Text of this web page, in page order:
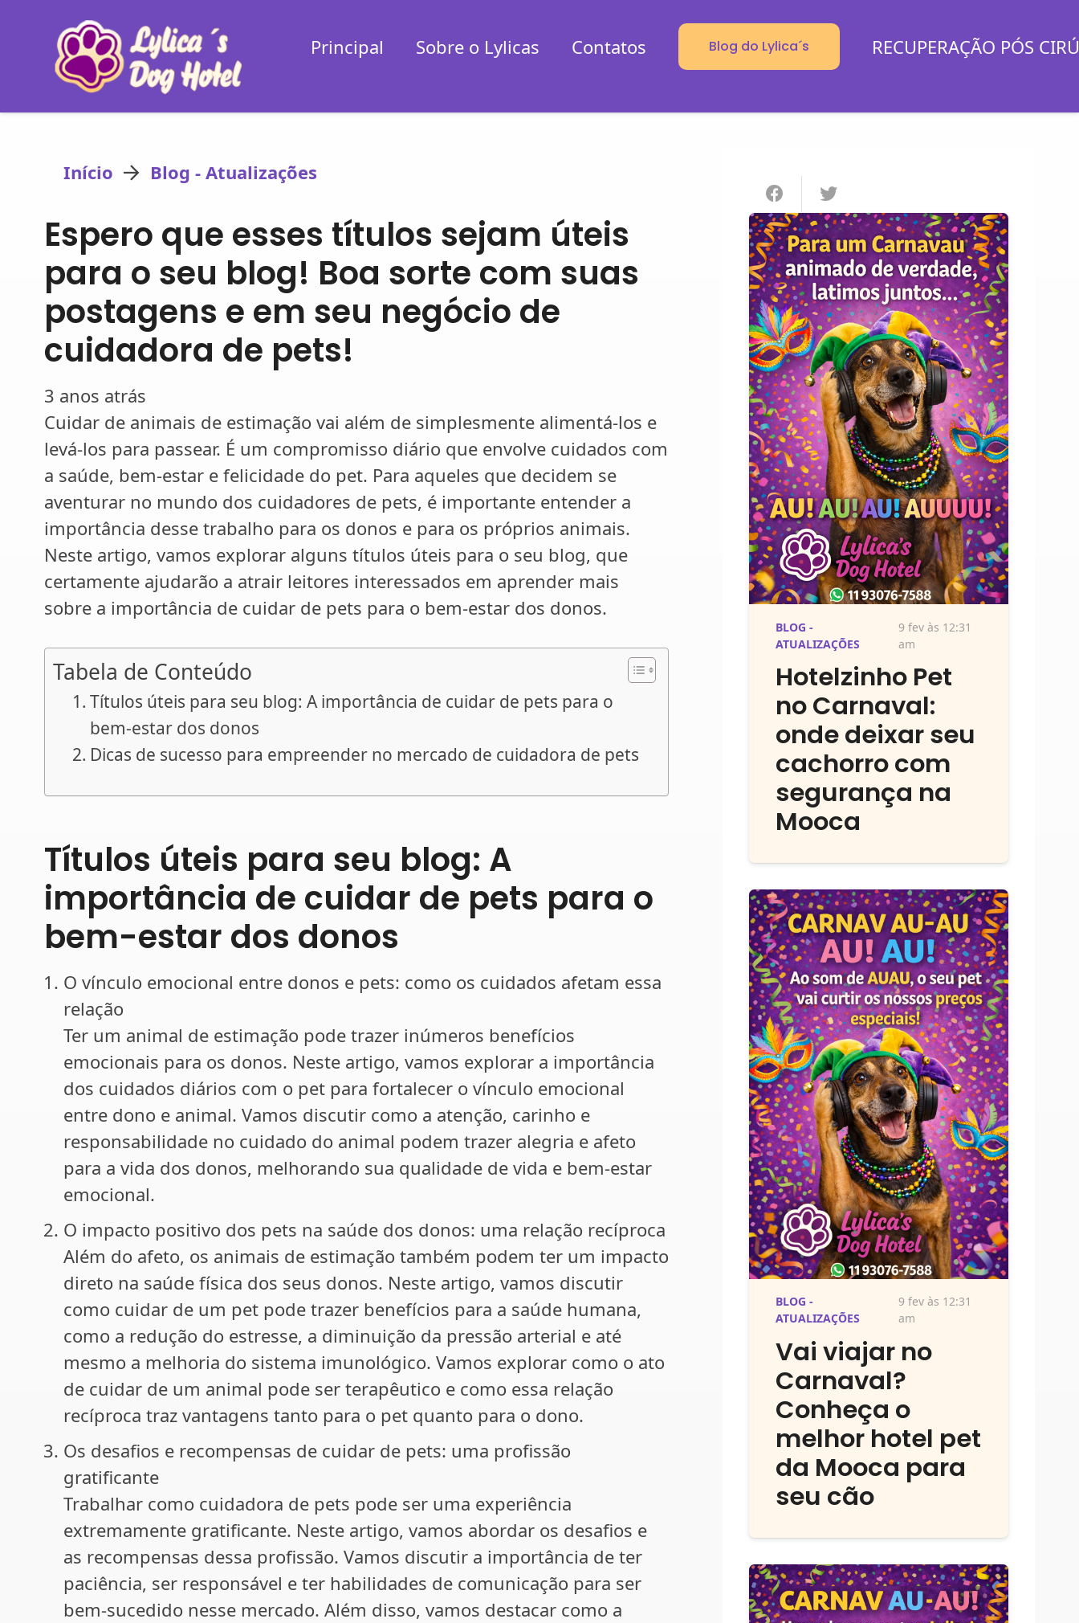
Principal Sobre o Lylicas Contatos Blog do Lylica´s RECUPERAÇÃO PÓS
Início Blog - Atualizações
Espero que esses títulos sejam úteis
para o seu blog! Boa sorte com suas
postagens e em seu negócio de
cuidadora de pets!
3 anos atrás
Cuidar de animais de estimação vai além de simplesmente alimentá-los e
levá-los para passear. É um compromisso diário que envolve cuidados com
a saúde, bem-estar e felicidade do pet. Para aqueles que decidem se
aventurar no mundo dos cuidadores de pets, é importante entender a
importância desse trabalho para os donos e para os próprios animais.
Neste artigo, vamos explorar alguns títulos úteis para o seu blog, que
certamente ajudarão a atrair leitores interessados em aprender mais
sobre a importância de cuidar de pets para o bem-estar dos donos.
Tabela de Conteúdo
Títulos úteis para seu blog: A importância de cuidar de pets para o
bem-estar dos donos
Dicas de sucesso para empreender no mercado de cuidadora de pets
Títulos úteis para seu blog: A
importância de cuidar de pets para o
bem-estar dos donos
O vínculo emocional entre donos e pets: como os cuidados afetam essa
relação
Ter um animal de estimação pode trazer inúmeros benefícios
emocionais para os donos. Neste artigo, vamos explorar a importância
dos cuidados diários com o pet para fortalecer o vínculo emocional
entre dono e animal. Vamos discutir como a atenção, carinho e
responsabilidade no cuidado do animal podem trazer alegria e afeto
para a vida dos donos, melhorando sua qualidade de vida e bem-estar
emocional.
O impacto positivo dos pets na saúde dos donos: uma relação recíproca
Além do afeto, os animais de estimação também podem ter um impacto
direto na saúde física dos seus donos. Neste artigo, vamos discutir
como cuidar de um pet pode trazer benefícios para a saúde humana,
como a redução do estresse, a diminuição da pressão arterial e até
mesmo a melhoria do sistema imunológico. Vamos explorar como o ato
de cuidar de um animal pode ser terapêutico e como essa relação
recíproca traz vantagens tanto para o pet quanto para o dono.
Os desafios e recompensas de cuidar de pets: uma profissão
gratificante
Trabalhar como cuidadora de pets pode ser uma experiência
extremamente gratificante. Neste artigo, vamos abordar os desafios e
as recompensas dessa profissão. Vamos discutir a importância de ter
paciência, ser responsável e ter habilidades de comunicação para ser
bem-sucedido nesse mercado. Além disso, vamos destacar como a
BLOG -
ATUALIZAÇÕES
9 fev às 12:31
am
Hotelzinho Pet
no Carnaval:
onde deixar seu
cachorro com
segurança na
Mooca
BLOG -
ATUALIZAÇÕES
9 fev às 12:31
am
Vai viajar no
Carnaval?
Conheça o
melhor hotel pet
da Mooca para
seu cão